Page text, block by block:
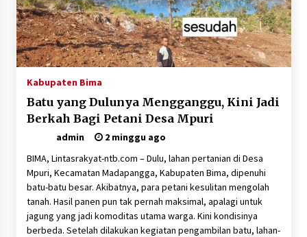
Kabupaten Bima
Batu yang Dulunya Mengganggu, Kini Jadi
Berkah Bagi Petani Desa Mpuri
admin
2 minggu ago
BIMA, Lintasrakyat-ntb.com – Dulu, lahan pertanian di Desa
Mpuri, Kecamatan Madapangga, Kabupaten Bima, dipenuhi
batu-batu besar. Akibatnya, para petani kesulitan mengolah
tanah. Hasil panen pun tak pernah maksimal, apalagi untuk
jagung yang jadi komoditas utama warga. Kini kondisinya
berbeda. Setelah dilakukan kegiatan pengambilan batu, lahan-